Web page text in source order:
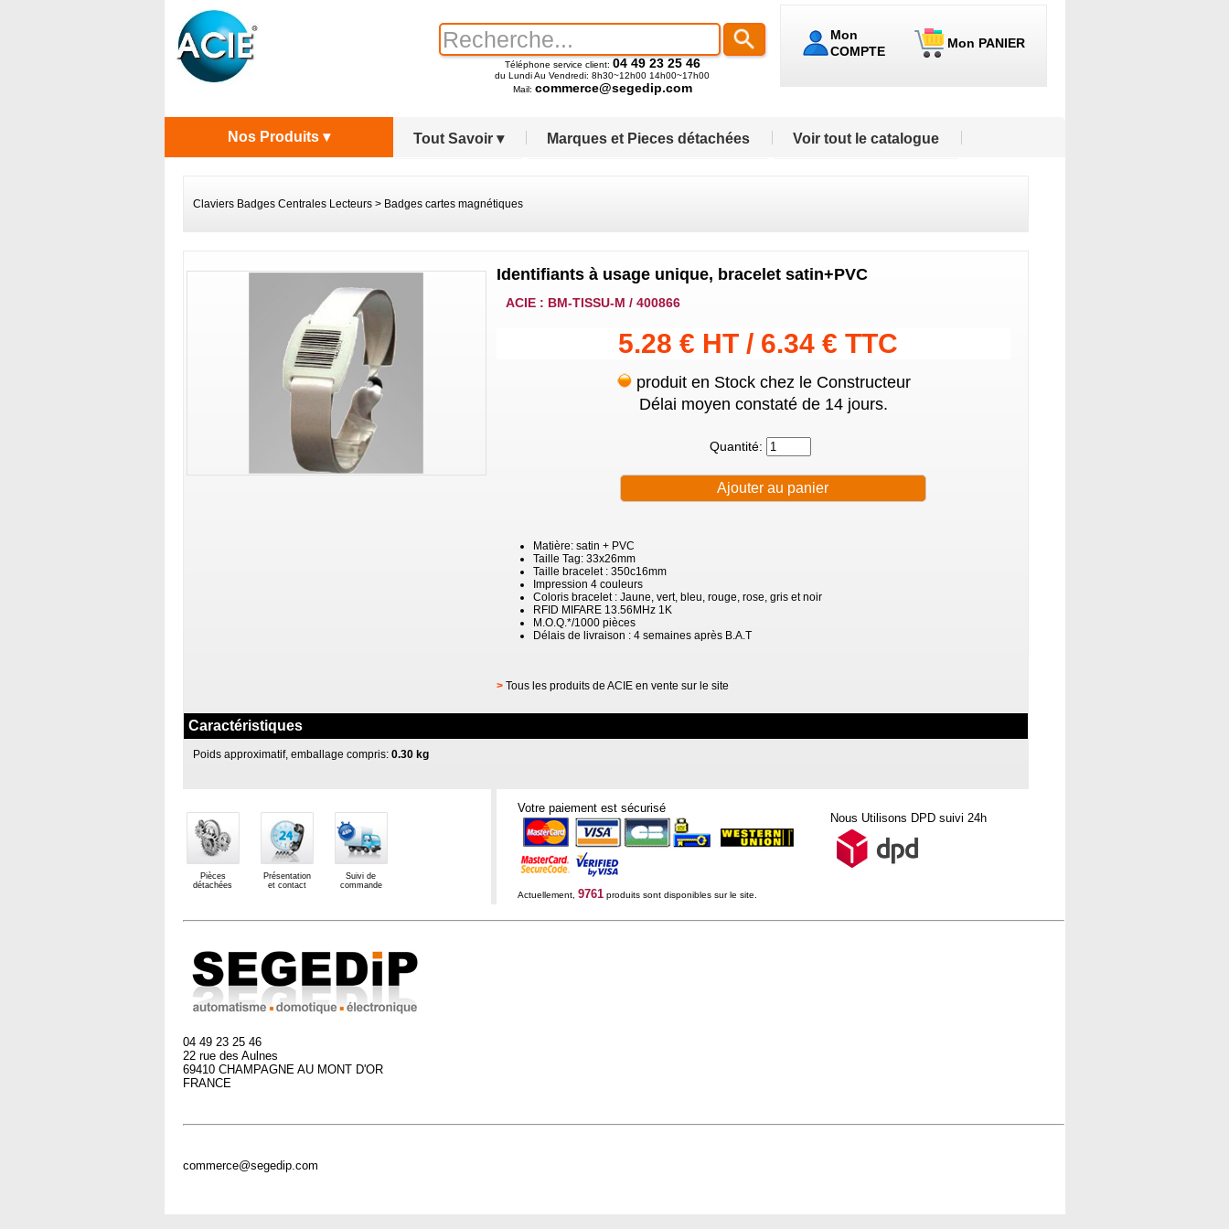
Mon
COMPTE
Mon PANIER
Téléphone service client: 04 49 23 25 46
du Lundi Au Vendredi: 8h30~12h00 14h00~17h00
Mail: commerce@segedip.com
Tout Savoir ▾ Marques et Pieces détachées Voir tout le catalogue
Nos Produits ▾
Claviers Badges Centrales Lecteurs> Badges cartes magnétiques
Identifiants à usage unique, bracelet satin+PVC
ACIE : BM-TISSU-M / 400866
5.28 € HT / 6.34 € TTC
produit en Stock chez le Constructeur
Délai moyen constaté de 14 jours.
Quantité:
Matière: satin + PVC
Taille Tag: 33x26mm
Taille bracelet : 350c16mm
Impression 4 couleurs
Coloris bracelet : Jaune, vert, bleu, rouge, rose, gris et noir
RFID MIFARE 13.56MHz 1K
M.O.Q.*/1000 pièces
Délais de livraison : 4 semaines après B.A.T
> Tous les produits de ACIE en vente sur le site
Caractéristiques
Poids approximatif, emballage compris:0.30 kg
Pièces
détachées
Présentation
et contact
Suivi de
commande
Votre paiement est sécurisé
Nous Utilisons DPD suivi 24h
Actuellement, 9761produits sont disponibles sur le site.
04 49 23 25 46
22 rue des Aulnes
69410 CHAMPAGNE AU MONT D'OR
FRANCE
commerce@segedip.com